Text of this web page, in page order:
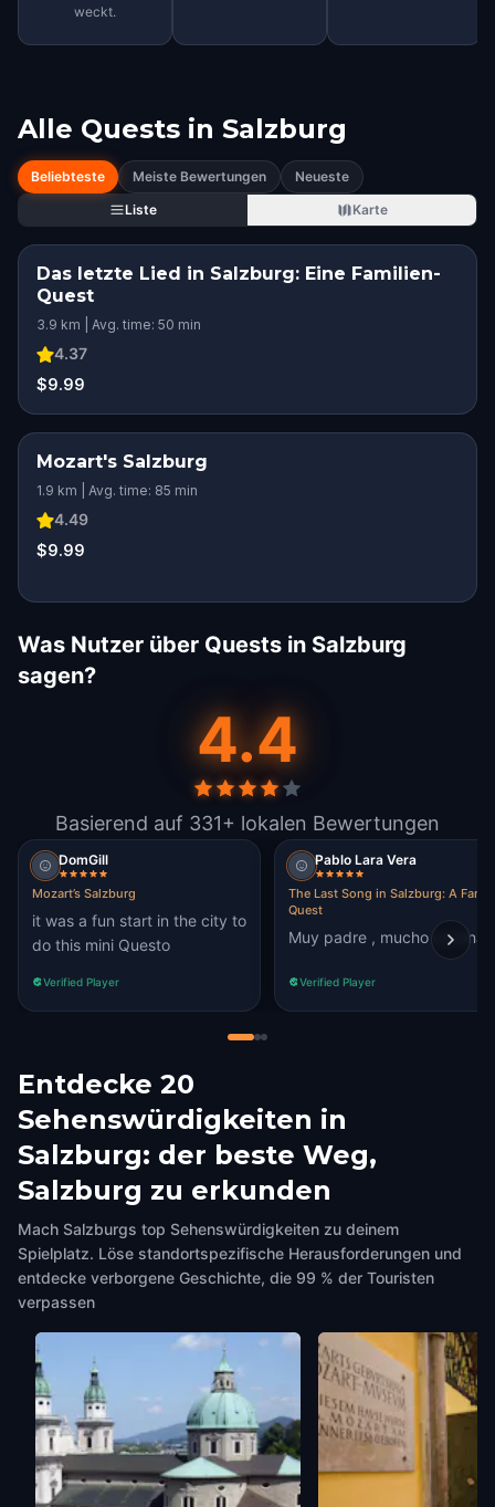
weckt.
Alle Quests in Salzburg
Beliebteste Meiste Bewertungen
Neueste
Liste
Karte
Das letzte Lied in Salzburg: Eine Familien-
Quest
3.9 km | Avg. time: 50 min
4.37
$9.99
Mozart's Salzburg
1.9 km | Avg. time: 85 min
4.49
$9.99
Was Nutzer über Quests in Salzburg
sagen?
4.4
Basierend auf 331+ lokalen Bewertungen
DomGill
Mozart’s Salzburg
it was a fun start in the city to
do this mini Questo
Verified Player
Pablo Lara Vera
The Last Song in Salzburg: A
Quest
Muy padre , mucho caminar
Verified Player
Entdecke 20
Sehenswürdigkeiten in
Salzburg: der beste Weg,
Salzburg zu erkunden
Mach Salzburgs top Sehenswürdigkeiten zu deinem
Spielplatz. Löse standortspezifische Herausforderungen und
entdecke verborgene Geschichte, die 99 % der Touristen
verpassen